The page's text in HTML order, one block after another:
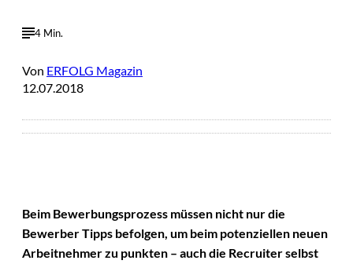
4 Min.
Von ERFOLG Magazin
12.07.2018
Beim Bewerbungsprozess müssen nicht nur die
Bewerber Tipps befolgen, um beim potenziellen neuen
Arbeitnehmer zu punkten – auch die Recruiter selbst